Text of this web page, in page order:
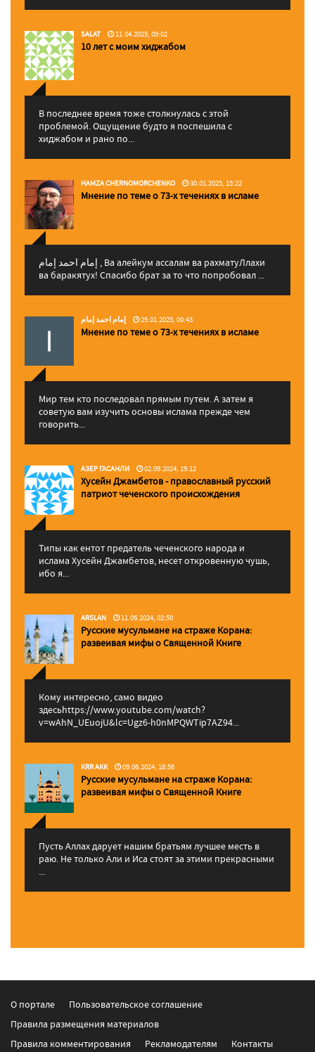
SALAT 11.04.2025, 09:02
10 лет с моим хиджабом
В последнее время тоже столкнулась с этой
проблемой. Ощущение будто я поспешила с
хиджабом и рано по...
HAMZA CHERNOMORCHENKO 30.01.2025, 15:22
Мнение по теме о 73-х течениях в исламе
إمام احمد إمام , Ва алейкум ассалам ва рахматуЛлахи
ва баракятух! Спасибо брат за то что попробовал ...
إمام احمد إمام 29.01.2025, 00:43
Мнение по теме о 73-х течениях в исламе
Мир тем кто последовал прямым путем. А затем я
советую вам изучить основы ислама прежде чем
говорить...
АЗЕР ГАСАНЛИ 02.09.2024, 19:12
Хусейн Джамбетов - православный русский
патриот чеченского происхождения
Типы как ентот предатель чеченского народа и
ислама Хусейн Джамбетов, несет откровенную чушь,
ибо я...
ARSLAN 11.06.2024, 02:50
Русские мусульмане на страже Корана:
pазвеивая мифы о Священной Книге
Кому интересно, само видео
здесьhttps://www.youtube.com/watch?
v=wAhN_UEuojU&lc=Ugz6-h0nMPQWTip7AZ94...
KRR AKK 09.06.2024, 18:56
Русские мусульмане на страже Корана:
pазвеивая мифы о Священной Книге
Пусть Аллах дарует нашим братьям лучшее месть в
раю. Не только Али и Иса стоят за этими прекрасными
О портале
Пользовательское соглашение
Правила размещения материалов
Правила комментирования
Рекламодателям Контакты